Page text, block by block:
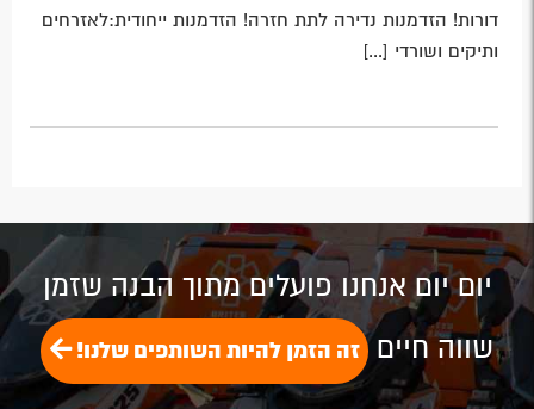
דורות! הזדמנות נדירה לתת חזרה! הזדמנות ייחודית:לאזרחים
ותיקים ושורדי [...]
יום יום אנחנו פועלים מתוך הבנה שזמן
שווה חיים זה הזמן להיות השותפים שלנו!